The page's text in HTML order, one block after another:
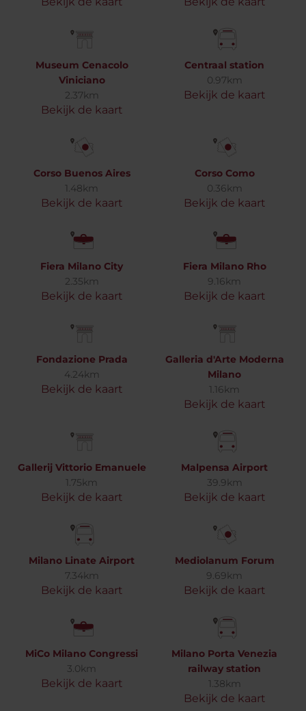
Museum Cenacolo
Viniciano
2.37km
Bekijk de kaart
Centraal station
0.97km
Bekijk de kaart
Corso Buenos Aires
1.48km
Bekijk de kaart
Corso Como
0.36km
Bekijk de kaart
Fiera Milano City
2.35km
Bekijk de kaart
Fiera Milano Rho
9.16km
Bekijk de kaart
Fondazione Prada
4.24km
Bekijk de kaart
Galleria d'Arte Moderna
Milano
1.16km
Bekijk de kaart
Gallerij Vittorio Emanuele
1.75km
Bekijk de kaart
Malpensa Airport
39.9km
Bekijk de kaart
Milano Linate Airport
7.34km
Bekijk de kaart
Mediolanum Forum
9.69km
Bekijk de kaart
MiCo Milano Congressi
3.0km
Bekijk de kaart
Milano Porta Venezia
railway station
1.38km
Bekijk de kaart